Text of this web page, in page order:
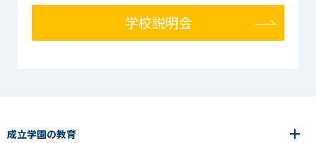
学校説明会
成立学園の教育